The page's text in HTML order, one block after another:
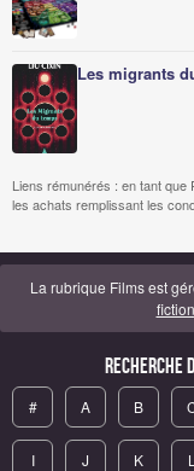
Les migrants
Liens rémunérés : en tant
les achats remplissant les
La rubrique Films est
Recherche
# A B
I J K L